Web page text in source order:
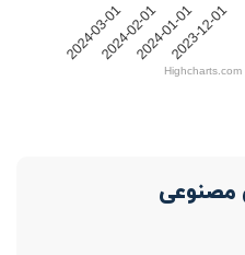
2024-03-012024-02-012024-01-012023-12-01
Highcharts.com
مصنوعی